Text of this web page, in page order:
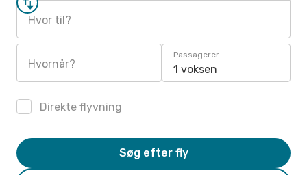
Hvor til?
Hvornår?
Passagerer
1 voksen
Direkte flyvning
Søg efter fly